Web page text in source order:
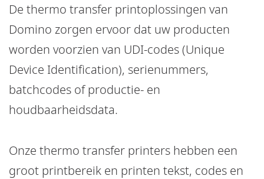
De thermo transfer printoplossingen van
Domino zorgen ervoor dat uw producten
worden voorzien van UDI-codes (Unique
Device Identification), serienummers,
batchcodes of productie- en
houdbaarheidsdata.
Onze thermo transfer printers hebben een
groot printbereik en printen tekst, codes en